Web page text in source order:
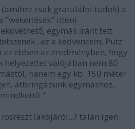
csak gratulálni tudok) a
"wekerlések" itteni
egymás iránt tett
a kedvencem, Putz
ebben az eredményben, hogy
helyezettet valójában nem 80
hanem egy kb. 150 méter
átbringázunk egymáshoz,
lakójáról...? talán igen.